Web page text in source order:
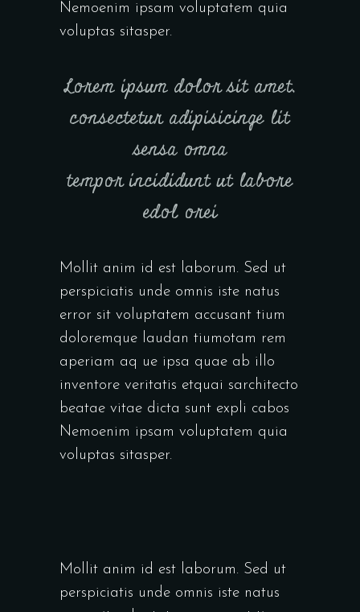
Nemoenim ipsam voluptatem quia
voluptas sitasper.
Lorem ipsum dolor sit amet,
consectetur adipisicinge lit
sensa omna
tempor incididunt ut labore
edol orei
Mollit anim id est laborum. Sed ut
perspiciatis unde omnis iste natus
error sit voluptatem accusant tium
doloremque laudan tiumotam rem
aperiam aq ue ipsa quae ab illo
inventore veritatis etquai sarchitecto
beatae vitae dicta sunt expli cabos
Nemoenim ipsam voluptatem quia
voluptas sitasper.
Mollit anim id est laborum. Sed ut
perspiciatis unde omnis iste natus